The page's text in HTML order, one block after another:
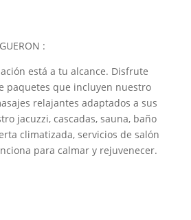
:
está a tu alcance. Disfrute
paquetes que incluyen nuestro
relajantes adaptados a sus
jacuzzi, cascadas, sauna, baño
climatizada, servicios de salón
para calmar y rejuvenecer.